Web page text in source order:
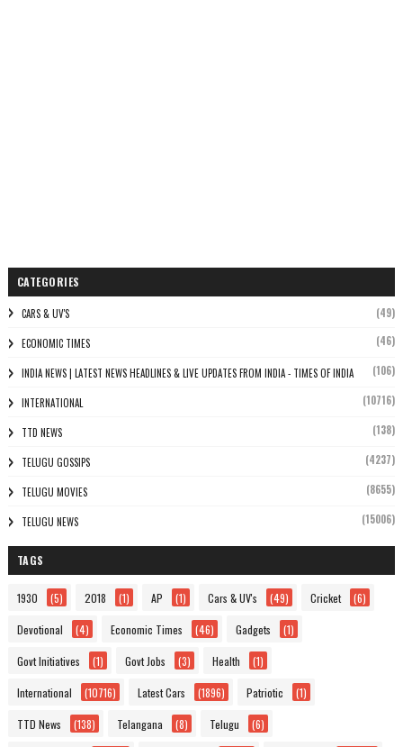
CATEGORIES
CARS & UV'S (49)
ECONOMIC TIMES (46)
INDIA NEWS | LATEST NEWS HEADLINES & LIVE UPDATES FROM INDIA - TIMES OF INDIA (106)
INTERNATIONAL (10716)
TTD NEWS (138)
TELUGU GOSSIPS (4237)
TELUGU MOVIES (8655)
TELUGU NEWS (15006)
TAGS
1930 (5) 2018 (1) AP (1) Cars & UV's (49) Cricket (6)
Devotional (4) Economic Times (46) Gadgets (1)
Govt Initiatives (1) Govt Jobs (3) Health (1)
International (10716) Latest Cars (1896) Patriotic (1)
TTD News (138) Telangana (8) Telugu (6)